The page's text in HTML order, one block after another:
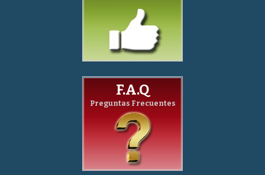
F.A.Q
Preguntas Frecuentes